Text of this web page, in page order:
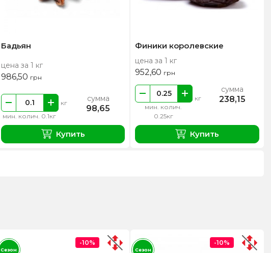
Бадьян
цена за 1 кг
986,50 грн
мин. колич. 0.1кг
кг сумма
98,65
Купить
Финики королевские
цена за 1 кг
952,60 грн
мин. колич.
0.25кг
кг
сумма
238,15
Купить
-10%
Сезон
-10%
Сезон